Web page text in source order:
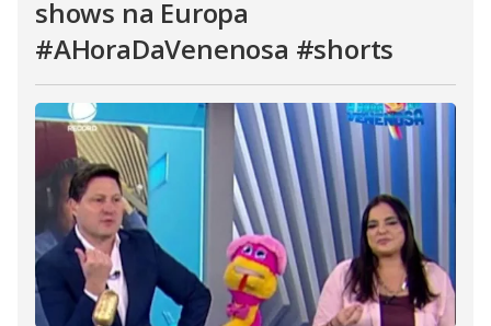
shows na Europa
#AHoraDaVenenosa #shorts